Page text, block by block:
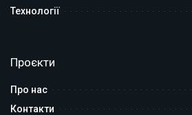
Технології
Проєкти
Про нас
Контакти